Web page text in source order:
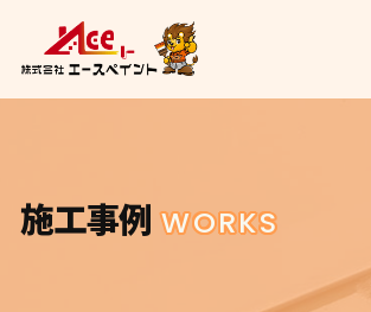
施工事例 WORKS